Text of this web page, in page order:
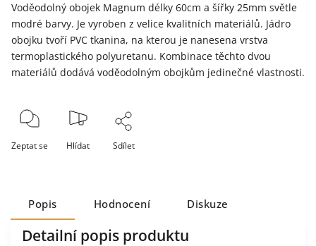
Voděodolný obojek Magnum délky 60cm a šířky 25mm světle
modré barvy. Je vyroben z velice kvalitních materiálů. Jádro
obojku tvoří PVC tkanina, na kterou je nanesena vrstva
termoplastického polyuretanu. Kombinace těchto dvou
materiálů dodává voděodolným obojkům jedinečné vlastnosti.
Zeptat se Hlídat Sdílet
Popis Hodnocení Diskuze
Detailní popis produktu